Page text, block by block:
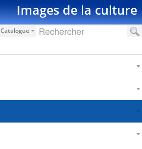
Images de la culture
Catalogue